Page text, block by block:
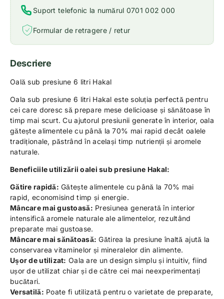
Suport telefonic la numărul 0701 002 000
Formular de retragere / retur
Descriere
Oală sub presiune 6 litri Hakal
Oala sub presiune 6 litri Hakal este soluția perfectă pentru
cei care doresc să prepare mese delicioase și sănătoase în
timp mai scurt. Cu ajutorul presiunii generate în interior, oala
gătește alimentele cu până la 70% mai rapid decât oalele
tradiționale, păstrând în același timp nutrienții și aromele
naturale.
Beneficiile utilizării oalei sub presiune Hakal:
Gătire rapidă: Gătește alimentele cu până la 70% mai
rapid, economisind timp și energie.
Mâncare mai gustoasă: Presiunea generată în interior
intensifică aromele naturale ale alimentelor, rezultând
preparate mai gustoase.
Mâncare mai sănătoasă: Gătirea la presiune înaltă ajută la
conservarea vitaminelor și mineralelor din alimente.
Ușor de utilizat: Oala are un design simplu și intuitiv, fiind
ușor de utilizat chiar și de către cei mai neexperimentați
bucătari.
Versatilă: Poate fi utilizată pentru o varietate de preparate,